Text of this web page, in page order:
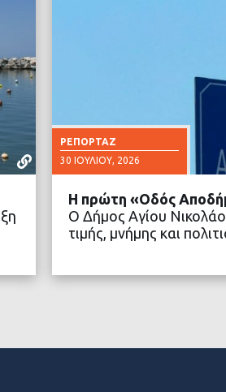
ΡΕΠΟΡΤΆΖ
30 ΙΟΥΛΊΟΥ, 2026
Η πρώτη «Οδός
Ο Δήμος Αγίου
τιμής, μνήμης και